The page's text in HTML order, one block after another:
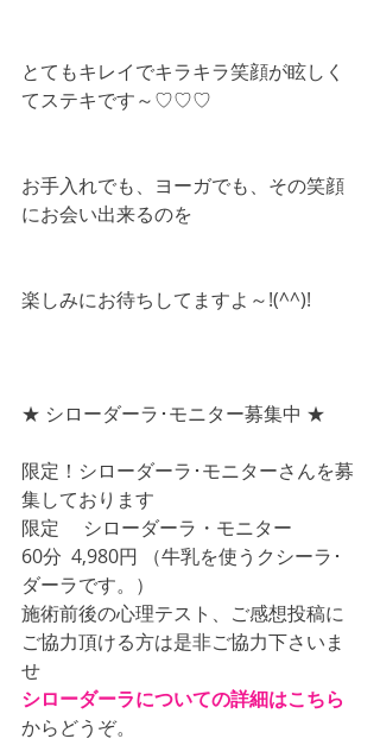
とてもキレイでキラキラ笑顔が眩しく
てステキです～♡♡♡
お手入れでも、ヨーガでも、その笑顔
にお会い出来るのを
楽しみにお待ちしてますよ～!(^^)!
★ シローダーラ･モニター募集中 ★
限定！シローダーラ･モニターさんを募
集しております
限定 　シローダーラ・モニター
60分  4,980円 （牛乳を使うクシーラ･
ダーラです。）
施術前後の心理テスト、ご感想投稿に
ご協力頂ける方は是非ご協力下さいま
せ
シローダーラについての詳細はこちら
からどうぞ。